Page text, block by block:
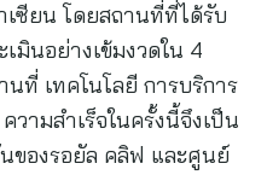
ซียน โดยสถานที่ที่ได้รับ
มินอย่างเข้มงวดใน 4
ที่ เทคโนโลยี การบริการ
ามสำเร็จในครั้งนี้จึงเป็น
ของรอยัล คลิฟ และศูนย์